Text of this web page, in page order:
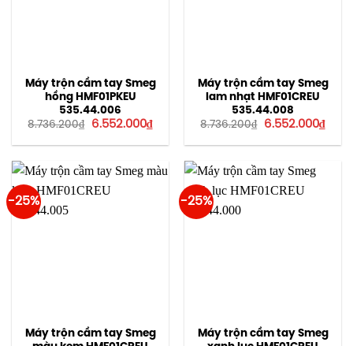
Máy trộn cầm tay Smeg
hồng HMF01PKEU
535.44.006
8.736.200₫
Giá
là:
6.552.000₫Giá
tại
6.552.000₫.
Máy trộn cầm tay Smeg
lam nhạt HMF01CREU
535.44.008
8.736.200₫
Giá
là:
6.552.000₫Giá
tại
-25%
Máy trộn cầm tay Smeg
-25%
Máy trộn cầm tay Smeg